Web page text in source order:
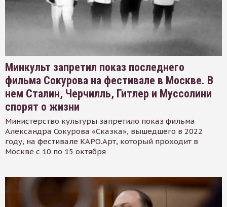
Минкульт запретил показ последнего
фильма Сокурова на фестивале в Москве. В
нем Сталин, Черчилль, Гитлер и Муссолини
спорят о жизни
Министерство культуры запретило показ фильма
Александра Сокурова «Сказка», вышедшего в 2022
году, на фестивале КАРО.Арт, который проходит в
Москве с 10 по 15 октября